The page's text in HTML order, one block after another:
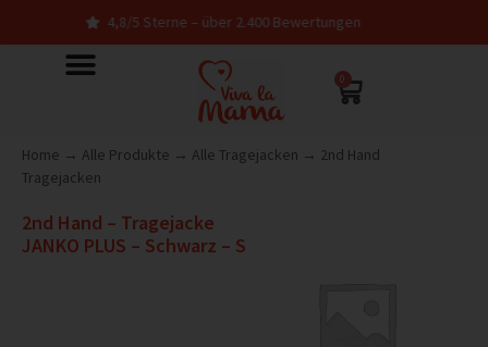
4,8/5 Sterne – über 2.400 Bewertungen
0
Home → Alle Produkte → Alle Tragejacken → 2nd Hand
Tragejacken
2nd Hand – Tragejacke
JANKO PLUS – Schwarz – S